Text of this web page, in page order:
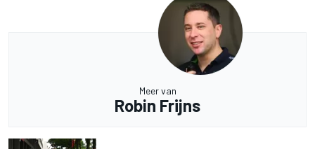
Meer van
Robin Frijns